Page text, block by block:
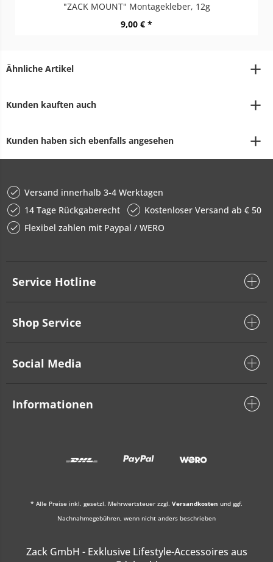
"ZACK MOUNT" Montagekleber, 12g
9,00 € *
Ähnliche Artikel
Kunden kauften auch
Kunden haben sich ebenfalls angesehen
Versand innerhalb 3-4 Werktagen
14 Tage Rückgaberecht
Kostenloser Versand ab € 50
Flexibel zahlen mit Paypal / WERO
Service Hotline
Shop Service
Social Media
Informationen
* Alle Preise inkl. gesetzl. Mehrwertsteuer zzgl. Versandkosten und ggf.
Nachnahmegebühren, wenn nicht anders beschrieben
Zack GmbH - Exklusive Lifestyle-Accessoires aus